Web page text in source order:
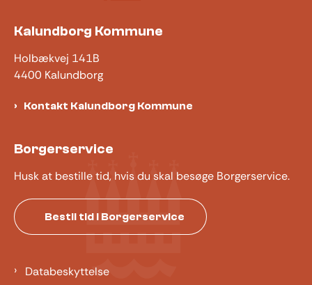
Kalundborg Kommune
Holbækvej 141B
4400 Kalundborg
Kontakt Kalundborg Kommune
Borgerservice
Husk at bestille tid, hvis du skal besøge Borgerservice.
Bestil tid i Borgerservice
Databeskyttelse